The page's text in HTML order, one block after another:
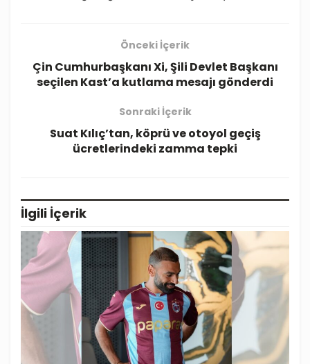
Önceki İçerik
Çin Cumhurbaşkanı Xi, Şili Devlet Başkanı
seçilen Kast’a kutlama mesajı gönderdi
Sonraki İçerik
Suat Kılıç’tan, köprü ve otoyol geçiş
ücretlerindeki zamma tepki
İlgili İçerik